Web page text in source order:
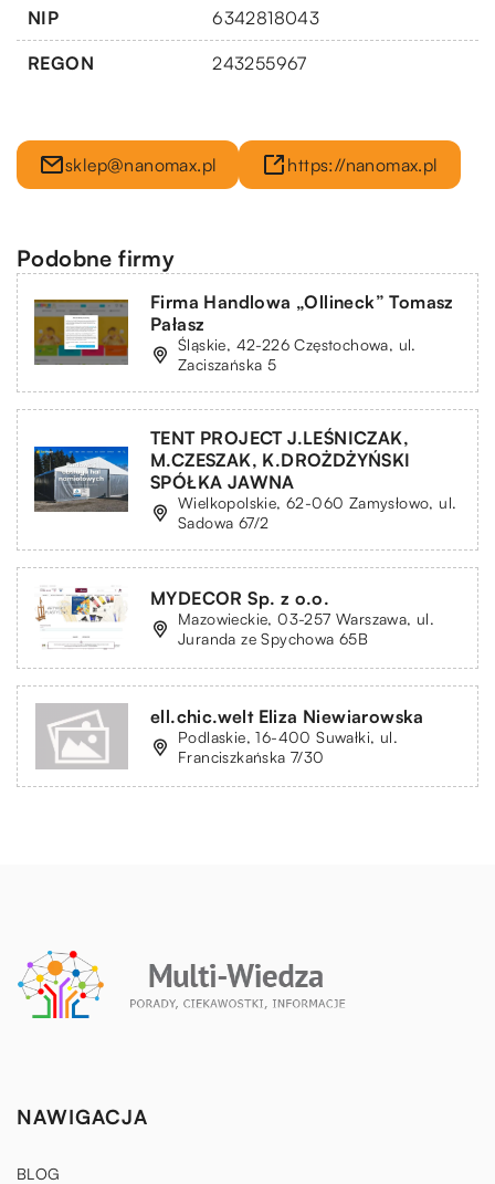
NIP 6342818043
REGON 243255967
sklep@nanomax.pl https://nanomax.pl
Podobne firmy
Firma Handlowa „Ollineck” Tomasz
Pałasz
Śląskie, 42-226 Częstochowa, ul.
Zaciszańska 5
TENT PROJECT J.LEŚNICZAK,
M.CZESZAK, K.DROŻDŻYŃSKI
SPÓŁKA JAWNA
Wielkopolskie, 62-060 Zamysłowo, ul.
Sadowa 67/2
MYDECOR Sp. z o.o.
Mazowieckie, 03-257 Warszawa, ul.
Juranda ze Spychowa 65B
ell.chic.welt Eliza Niewiarowska
Podlaskie, 16-400 Suwałki, ul.
Franciszkańska 7/30
NAWIGACJA
BLOG